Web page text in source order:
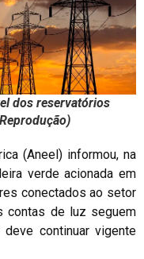
dos reservatórios
(Aneel) informou, na
verde acionada em
conectados ao setor
contas de luz seguem
deve continuar vigente